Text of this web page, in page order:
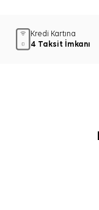
Kredi Kartına
4 Taksit İmkanı